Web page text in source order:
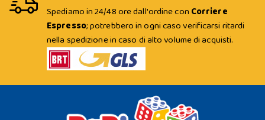
Spediamo in 24/48 ore dall'ordine con Corriere
Espresso; potrebbero in ogni caso verificarsi ritardi
nella spedizione in caso di alto volume di acquisti.